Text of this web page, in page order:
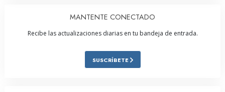
MANTENTE CONECTADO
Recibe las actualizaciones diarias en tu bandeja de entrada.
SUSCRÍBETE